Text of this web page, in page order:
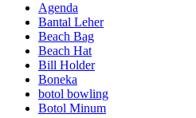
Agenda
Bantal Leher
Beach Bag
Beach Hat
Bill Holder
Boneka
botol bowling
Botol Minum